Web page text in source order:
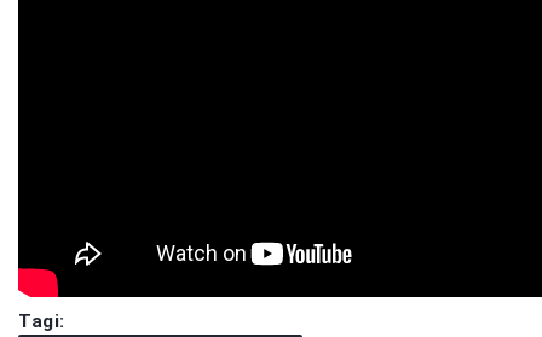
Tagi: